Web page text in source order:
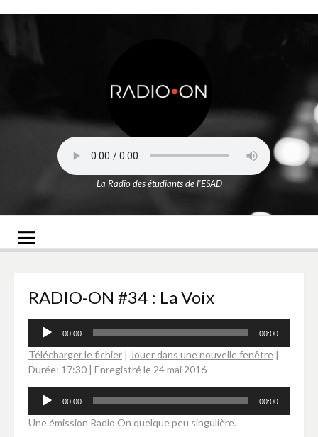
Radio-On
La Radio des étudiants de l'ESAD
RADIO-ON #34 : La Voix
Lecteur
audio
00:00 00:00
Télécharger le fichier | Jouer dans une nouvelle fenêtre |
Durée: 17:30 | Enregistré le 24 mai 2016
Lecteur
audio
00:00 00:00
Une émission Radio On quelque peu singulière.